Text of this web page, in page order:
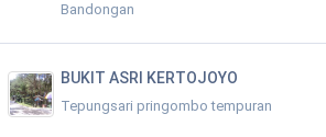
Bandongan
BUKIT ASRI KERTOJOYO
Tepungsari pringombo tempuran